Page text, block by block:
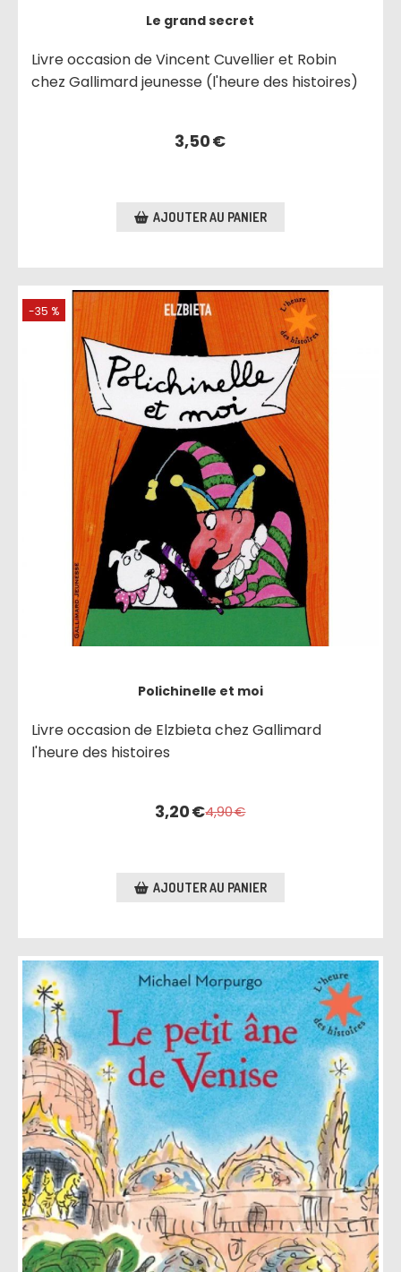
Le grand secret
Livre occasion de Vincent Cuvellier et Robin
chez Gallimard jeunesse (l'heure des histoires)
3,50€
AJOUTER AU PANIER
-35 %
Polichinelle et moi
Livre occasion de Elzbieta chez Gallimard
l'heure des histoires
3,20€4,90€
AJOUTER AU PANIER